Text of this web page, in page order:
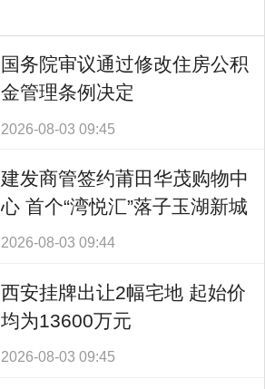
国务院审议通过修改住房公积
金管理条例决定
2026-08-03 09:45
建发商管签约莆田华茂购物中
心 首个“湾悦汇”落子玉湖新城
2026-08-03 09:44
西安挂牌出让2幅宅地 起始价
均为13600万元
2026-08-03 09:45